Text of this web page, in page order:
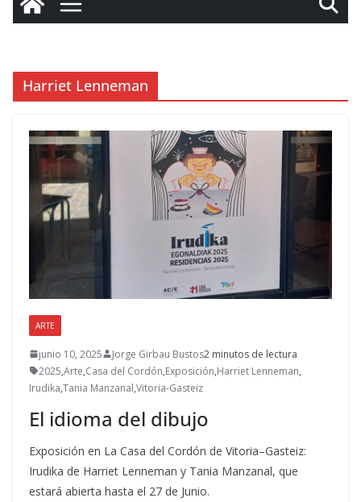
Harriet Lenneman
ARTE
junio 10, 2025 Jorge Girbau Bustos2 minutos de lectura
2025,Arte,Casa del Cordón,Exposición,Harriet Lenneman,
Irudika,Tania Manzanal,Vitoria-Gasteiz
El idioma del dibujo
Exposición en La Casa del Cordón de Vitoria–Gasteiz:
Irudika de Harriet Lenneman y Tania Manzanal, que
estará abierta hasta el 27 de Junio.